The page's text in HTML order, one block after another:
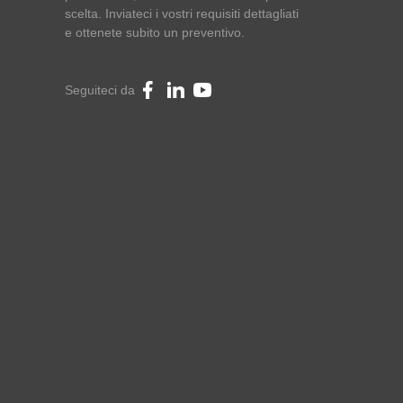
scelta. Inviateci i vostri requisiti dettagliati
e ottenete subito un preventivo.
Seguiteci da